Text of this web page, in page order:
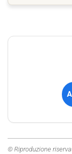
© Riproduzione